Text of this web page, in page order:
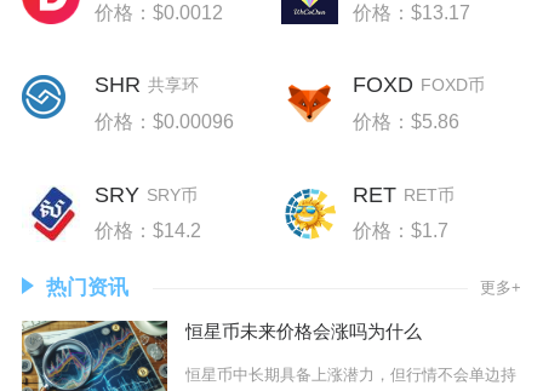
价格：$0.0012 价格：$13.17
SHR 共享环
价格：$0.00096
FOXD FOXD币
价格：$5.86
SRY SRY币
价格：$14.2
RET RET币
价格：$1.7
热门资讯 更多+
恒星币未来价格会涨吗为什么
恒星币中长期具备上涨潜力，但行情不会单边持